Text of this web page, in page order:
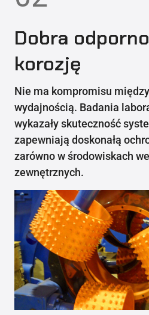
Dobra
korozję
Nie ma kompromisu
wydajnością. Badania
wykazały skuteczność
zapewniają doskonałą
zarówno w środowiskach
zewnętrznych.